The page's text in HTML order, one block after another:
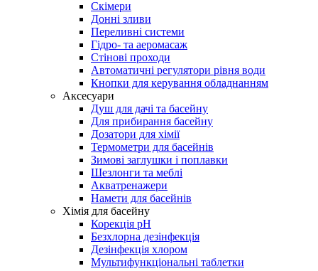
Скімери
Донні зливи
Переливні системи
Гідро- та аеромасаж
Стінові проходи
Автоматичні регулятори рівня води
Кнопки для керування обладнанням
Аксесуари
Душ для дачі та басейну
Для прибирання басейну
Дозатори для хімії
Термометри для басейнів
Зимові заглушки і поплавки
Шезлонги та меблі
Акватренажери
Намети для басейнів
Хімія для басейну
Корекція pH
Безхлорна дезінфекція
Дезінфекція хлором
Мультифункціональні таблетки